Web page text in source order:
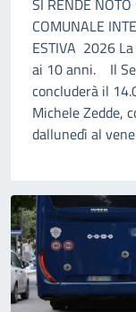
COMUNALE
ESTIVA 2026
ai 10 anni. Il
concluderà il
Michele Zedde,
dallunedì al